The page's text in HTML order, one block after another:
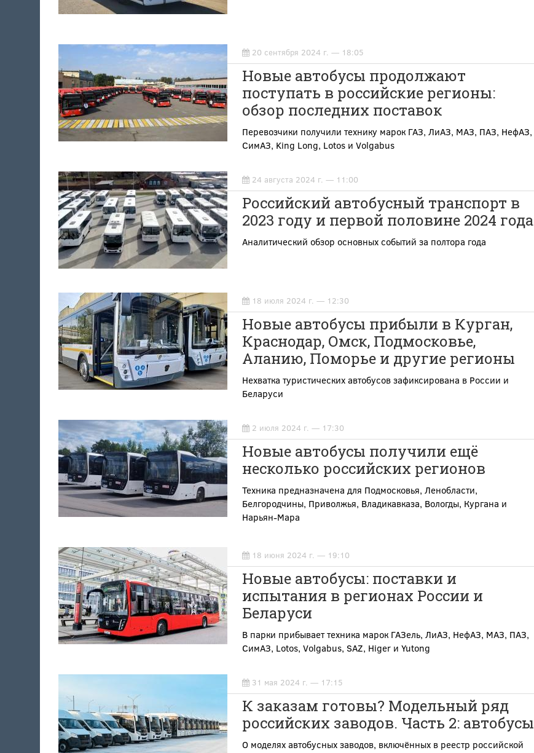
20 сентября 2024 г. — 18:05
Новые автобусы продолжают
поступать в российские регионы:
обзор последних поставок
Перевозчики получили технику марок ГАЗ, ЛиАЗ, МАЗ, ПАЗ, НефАЗ,
СимАЗ, King Long, Lotos и Volgabus
24 августа 2024 г. — 11:00
Российский автобусный транспорт в
2023 году и первой половине 2024 года
Аналитический обзор основных событий за полтора года
18 июля 2024 г. — 12:30
Новые автобусы прибыли в Курган,
Краснодар, Омск, Подмосковье,
Аланию, Поморье и другие регионы
Нехватка туристических автобусов зафиксирована в России и
Беларуси
2 июля 2024 г. — 17:30
Новые автобусы получили ещё
несколько российских регионов
Техника предназначена для Подмосковья, Ленобласти,
Белгородчины, Приволжья, Владикавказа, Вологды, Кургана и
Нарьян-Мара
18 июня 2024 г. — 19:10
Новые автобусы: поставки и
испытания в регионах России и
Беларуси
В парки прибывает техника марок ГАЗель, ЛиАЗ, НефАЗ, МАЗ, ПАЗ,
СимАЗ, Lotos, Volgabus, SAZ, Higer и Yutong
31 мая 2024 г. — 17:15
К заказам готовы? Модельный ряд
российских заводов. Часть 2: автобусы
О моделях автобусных заводов, включённых в реестр российской